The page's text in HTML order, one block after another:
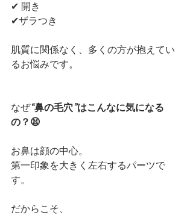
✔ 開き
✔ザラつき
肌質に関係なく、多くの方が抱えてい
るお悩みです。
なぜ“鼻の毛穴”はこんなに気になる
の？😫
お鼻は顔の中心。
第一印象を大きく左右するパーツで
す。
だからこそ、